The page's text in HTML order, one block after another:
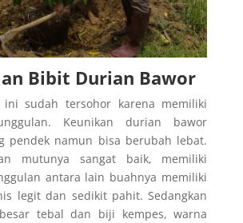
Bibit Durian Bawor
ini sudah tersohor karena memiliki
Keunikan durian bawor
pendek namun bisa berubah lebat.
mutunya sangat baik, memiliki
antara lain buahnya memiliki
legit dan sedikit pahit. Sedangkan
tebal dan biji kempes, warna